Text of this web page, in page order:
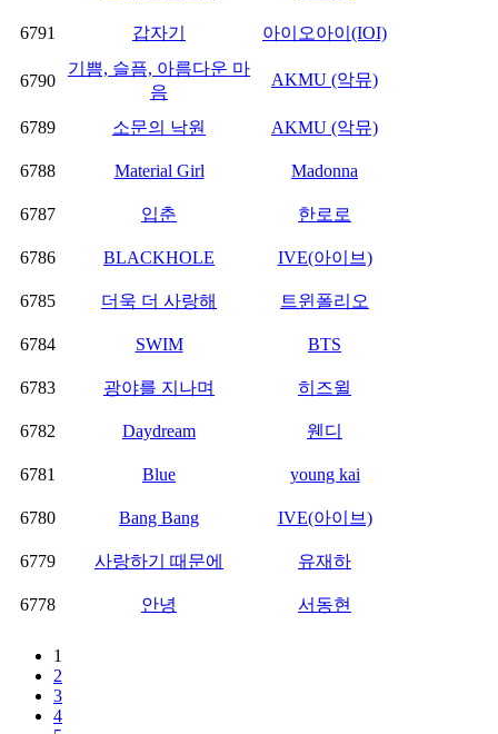
6791 갑자기 아이오아이(IOI)
6790
기쁨, 슬픔, 아름다운 마
음
AKMU (악뮤)
6789 소문의 낙원 AKMU (악뮤)
6788 Material Girl Madonna
6787 입춘 한로로
6786 BLACKHOLE IVE(아이브)
6785 더욱 더 사랑해 트윈폴리오
6784 SWIM BTS
6783 광야를 지나며 히즈윌
6782 Daydream 웬디
6781 Blue young kai
6780 Bang Bang IVE(아이브)
6779 사랑하기 때문에 유재하
6778 안녕 서동현
1
2
3
4